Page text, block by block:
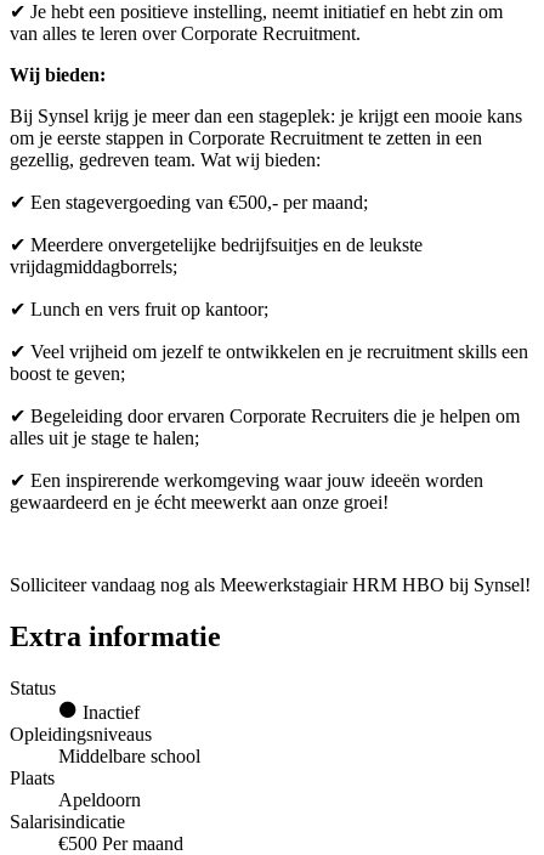
✔ Je hebt een positieve instelling, neemt initiatief en hebt zin om
van alles te leren over Corporate Recruitment.
Wij bieden:
Bij Synsel krijg je meer dan een stageplek: je krijgt een mooie kans
om je eerste stappen in Corporate Recruitment te zetten in een
gezellig, gedreven team. Wat wij bieden:
✔ Een stagevergoeding van €500,- per maand;
✔ Meerdere onvergetelijke bedrijfsuitjes en de leukste
vrijdagmiddagborrels;
✔ Lunch en vers fruit op kantoor;
✔ Veel vrijheid om jezelf te ontwikkelen en je recruitment skills een
boost te geven;
✔ Begeleiding door ervaren Corporate Recruiters die je helpen om
alles uit je stage te halen;
✔ Een inspirerende werkomgeving waar jouw ideeën worden
gewaardeerd en je écht meewerkt aan onze groei!
Solliciteer vandaag nog als Meewerkstagiair HRM HBO bij Synsel!
Extra informatie
Status
Inactief
Opleidingsniveaus
Middelbare school
Plaats
Apeldoorn
Salarisindicatie
€500 Per maand